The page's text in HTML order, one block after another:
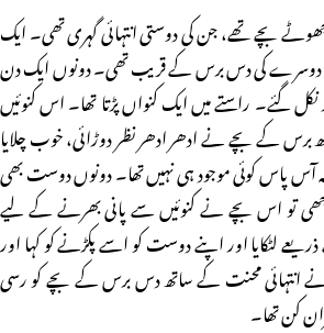
بچے تھے، جن کی دوستی انتہائی گہری تھی۔ ایک
دوسرے کی دس برس کے قریب تھی۔ دونوں ایک دن
نکل گئے۔ راستے میں ایک کنواں پڑتا تھا۔ اس کنوئیں
برس کے بچے نے ادھر ادھر نظر دوڑائی، خوب چلایا
کہ آس پاس کوئی موجود ہی نہیں تھا۔ دونوں دوست بھی
تو اس بچے نے کنوئیں سے پانی بھرنے کے لیے
لٹکایا اور اپنے دوست کو اسے پکڑنے کو کہا اور
محنت کے ساتھ دس برس کے بچے کو رسی
کن تھا۔